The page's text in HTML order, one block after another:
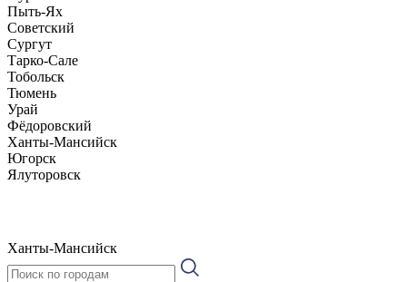
Пыть-Ях
Советский
Сургут
Тарко-Сале
Тобольск
Тюмень
Урай
Фёдоровский
Ханты-Мансийск
Югорск
Ялуторовск
Ханты-Мансийск